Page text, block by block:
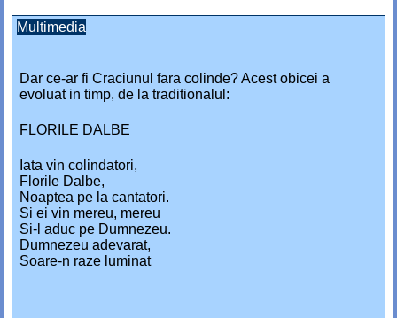
Multimedia
Dar ce-ar fi Craciunul fara colinde? Acest obicei a
evoluat in timp, de la traditionalul:
FLORILE DALBE
Iata vin colindatori,
Florile Dalbe,
Noaptea pe la cantatori.
Si ei vin mereu, mereu
Si-l aduc pe Dumnezeu.
Dumnezeu adevarat,
Soare-n raze luminat